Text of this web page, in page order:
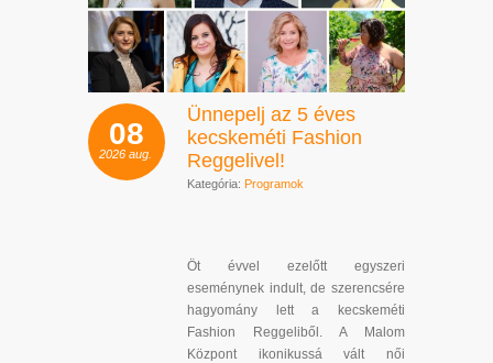
08
2026 aug.
Ünnepelj az 5 éves
kecskeméti Fashion
Reggelivel!
Kategória: Programok
Öt évvel ezelőtt egyszeri
eseménynek indult, de szerencsére
hagyomány lett a kecskeméti
Fashion Reggeliből. A Malom
Központ ikonikussá vált női